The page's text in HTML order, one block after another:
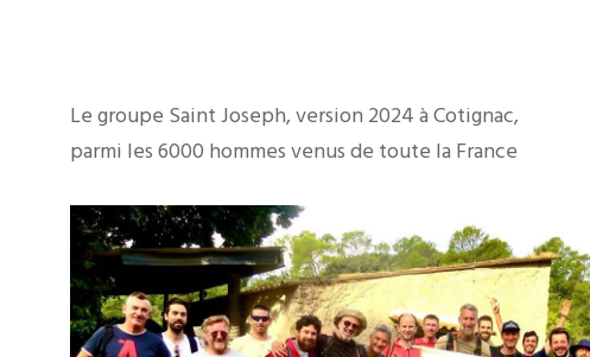
Le groupe Saint Joseph, version 2024 à Cotignac,
parmi les 6000 hommes venus de toute la France